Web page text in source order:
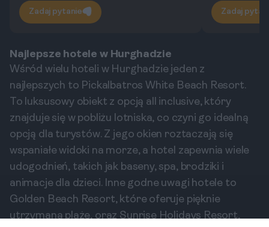
Zadaj pytanie Zadaj
Najlepsze hotele w Hurghadzie
Wśród wielu hoteli w Hurghadzie jeden z
najlepszych to Pickalbatros White Beach Resort.
To luksusowy obiekt z opcją all inclusive, który
znajduje się w pobliżu lotniska, co czyni go idealną
opcją dla turystów. Z jego okien roztaczają się
wspaniałe widoki na morze, a hotel zapewnia wiele
udogodnień, takich jak baseny, spa, brodziki i
animacje dla dzieci. Inne godne uwagi hotele to
Golden Beach Resort, które oferuje pięknie
utrzymaną plażę, oraz Sunrise Holidays Resort,